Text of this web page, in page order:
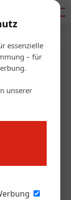
essenzielle
– für
unserer
der
Matteo